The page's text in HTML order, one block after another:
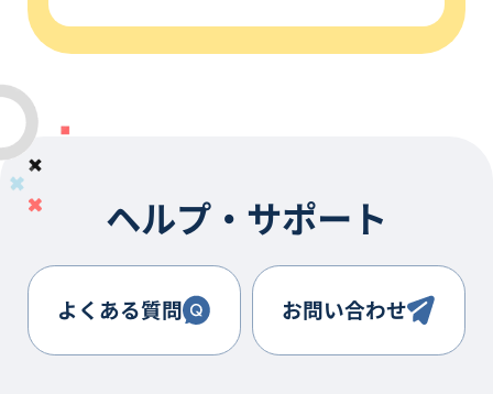
ヘルプ・サポート
よくある質問 お問い合わせ